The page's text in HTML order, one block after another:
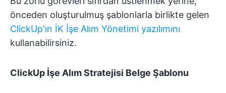
önceden oluşturulmuş şablonlarla birlikte gelen
ClickUp'ın İK İşe Alım Yönetimi yazılımını
kullanabilirsiniz.
ClickUp İşe Alım Stratejisi Belge Şablonu